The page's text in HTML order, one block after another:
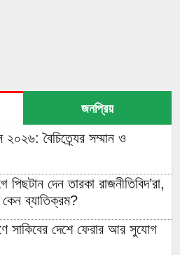
জনপ্রিয়
বৈচিত্র্যের সম্মান ও
দেন তারকা রাজনীতিবিদ’রা,
কেন ব্যাতিক্রম?
সাকিবের দেশে ফেরার আর সুযোগ